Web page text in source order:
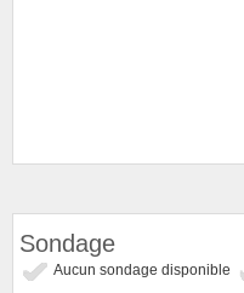
Sondage
Aucun sondage disponible